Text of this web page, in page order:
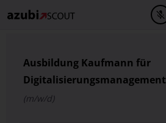
Ausbildung Kaufmann für
Digitalisierungsmanagement
(m/w/d)